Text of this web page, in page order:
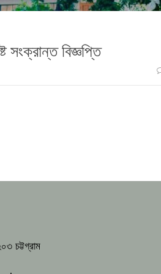
সংক্রান্ত বিজ্ঞপ্তি
চট্টগ্রাম